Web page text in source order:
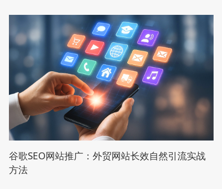
谷歌SEO网站推广：外贸网站长效自然引流实战
方法